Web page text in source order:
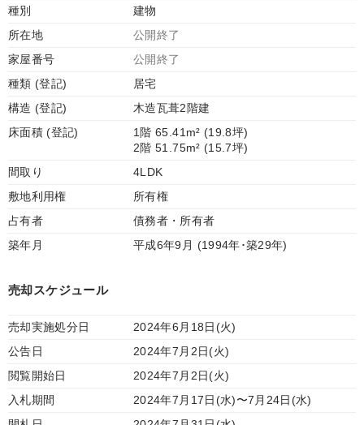
種別
建物
所在地
公開終了
家屋番号
公開終了
種類 (登記)
居宅
構造 (登記)
木造瓦葺2階建
床面積 (登記)
1階 65.41m² (19.8坪)
2階 51.75m² (15.7坪)
間取り
4LDK
敷地利用権
所有権
占有者
債務者・所有者
築年月
平成6年9月 (1994年･築29年)
売却スケジュール
売却実施処分日
2024年6月18日(火)
公告日
2024年7月2日(火)
閲覧開始日
2024年7月2日(火)
入札期間
2024年7月17日(水)〜7月24日(水)